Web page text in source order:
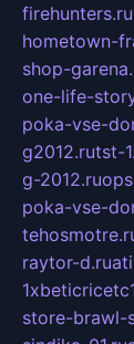
firehunters.ru
hometown-
shop-
one-life-
poka-vse-
g2012.rutst-
g-2012.ru
poka-vse-
raytor-d.ru
store-brawl-